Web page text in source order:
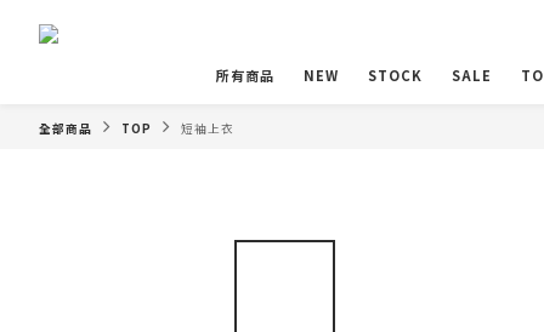
所有商品 NEW STOCK SALE
全部商品 TOP 短袖上衣